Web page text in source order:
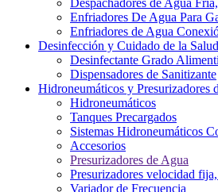
Despachadores de Agua
Enfriadores De Agua Para
Enfriadores de Agua
Desinfección y Cuidado de la Salud
Desinfectante Grado
Dispensadores de Sanitizante
Hidroneumáticos y Presurizadores
Hidroneumáticos
Tanques Precargados
Sistemas Hidroneumáticos
Accesorios
Presurizadores de Agua
Presurizadores velocidad
Variador de Frecuencia